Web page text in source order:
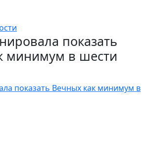
показать
минимум в шести
показать Вечных как минимум в